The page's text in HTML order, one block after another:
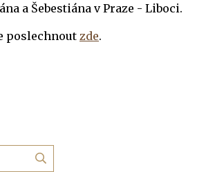
a Šebestiána v Praze - Liboci.
poslechnout zde.